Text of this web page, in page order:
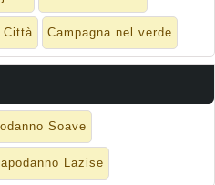
Città Campagna nel verde
Soave
Lazise